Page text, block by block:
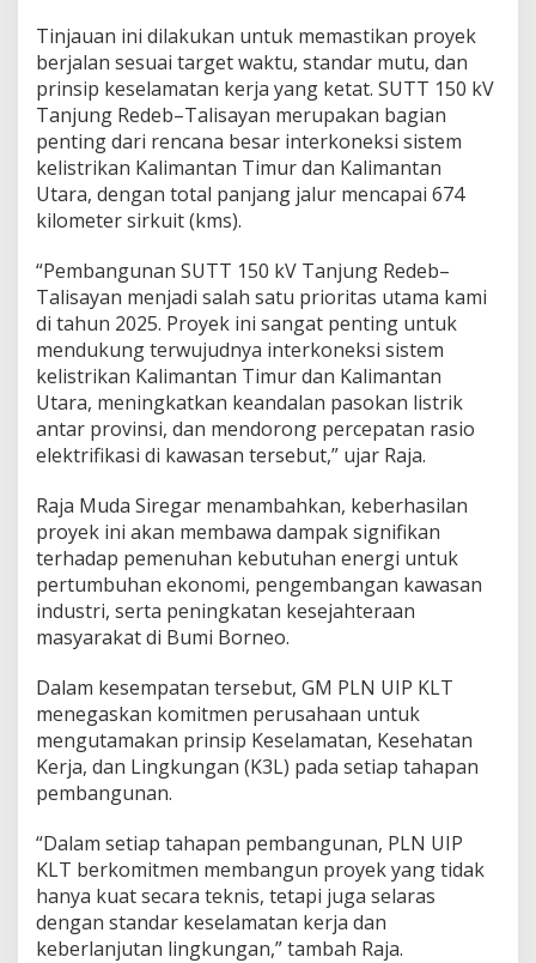
Tinjauan ini dilakukan untuk memastikan proyek
berjalan sesuai target waktu, standar mutu, dan
prinsip keselamatan kerja yang ketat. SUTT 150 kV
Tanjung Redeb–Talisayan merupakan bagian
penting dari rencana besar interkoneksi sistem
kelistrikan Kalimantan Timur dan Kalimantan
Utara, dengan total panjang jalur mencapai 674
kilometer sirkuit (kms).
“Pembangunan SUTT 150 kV Tanjung Redeb–
Talisayan menjadi salah satu prioritas utama kami
di tahun 2025. Proyek ini sangat penting untuk
mendukung terwujudnya interkoneksi sistem
kelistrikan Kalimantan Timur dan Kalimantan
Utara, meningkatkan keandalan pasokan listrik
antar provinsi, dan mendorong percepatan rasio
elektrifikasi di kawasan tersebut,” ujar Raja.
Raja Muda Siregar menambahkan, keberhasilan
proyek ini akan membawa dampak signifikan
terhadap pemenuhan kebutuhan energi untuk
pertumbuhan ekonomi, pengembangan kawasan
industri, serta peningkatan kesejahteraan
masyarakat di Bumi Borneo.
Dalam kesempatan tersebut, GM PLN UIP KLT
menegaskan komitmen perusahaan untuk
mengutamakan prinsip Keselamatan, Kesehatan
Kerja, dan Lingkungan (K3L) pada setiap tahapan
pembangunan.
“Dalam setiap tahapan pembangunan, PLN UIP
KLT berkomitmen membangun proyek yang tidak
hanya kuat secara teknis, tetapi juga selaras
dengan standar keselamatan kerja dan
keberlanjutan lingkungan,” tambah Raja.